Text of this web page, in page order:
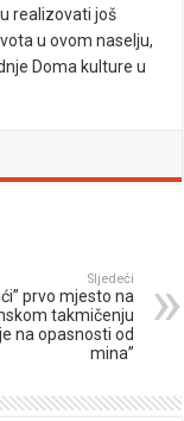
realizovati još
u ovom naselju,
Doma kulture u
Sljedeći
prvo mjesto na
takmičenju
na opasnosti od
mina”